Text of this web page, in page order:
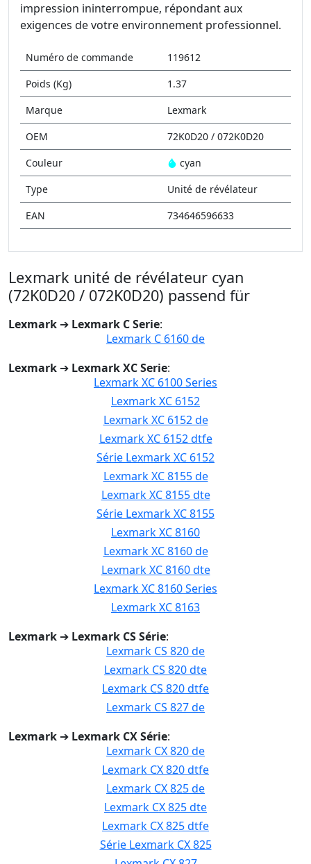
impression ininterrompue, répondant aux
exigences de votre environnement professionnel.
Numéro de commande
119612
Poids (Kg)
1.37
Marque
Lexmark
OEM
72K0D20 / 072K0D20
Couleur
cyan
Type
Unité de révélateur
EAN
734646596633
Lexmark unité de révélateur cyan
(72K0D20 / 072K0D20) passend für
Lexmark ➔ Lexmark C Serie:
Lexmark C 6160 de
Lexmark ➔ Lexmark XC Serie:
Lexmark XC 6100 Series
Lexmark XC 6152
Lexmark XC 6152 de
Lexmark XC 6152 dtfe
Série Lexmark XC 6152
Lexmark XC 8155 de
Lexmark XC 8155 dte
Série Lexmark XC 8155
Lexmark XC 8160
Lexmark XC 8160 de
Lexmark XC 8160 dte
Lexmark XC 8160 Series
Lexmark XC 8163
Lexmark ➔ Lexmark CS Série:
Lexmark CS 820 de
Lexmark CS 820 dte
Lexmark CS 820 dtfe
Lexmark CS 827 de
Lexmark ➔ Lexmark CX Série:
Lexmark CX 820 de
Lexmark CX 820 dtfe
Lexmark CX 825 de
Lexmark CX 825 dte
Lexmark CX 825 dtfe
Série Lexmark CX 825